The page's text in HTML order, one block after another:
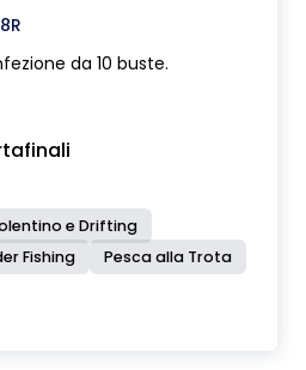
da 10 buste.
e Drifting
Fishing
Pesca alla Trota